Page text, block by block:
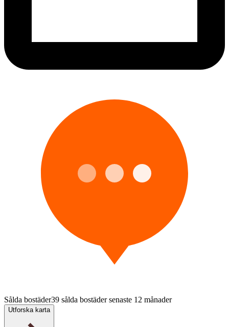
Sålda bostäder39 sålda bostäder senaste 12 månader
Utforska karta